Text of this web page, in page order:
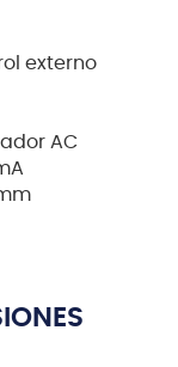
externo
AC